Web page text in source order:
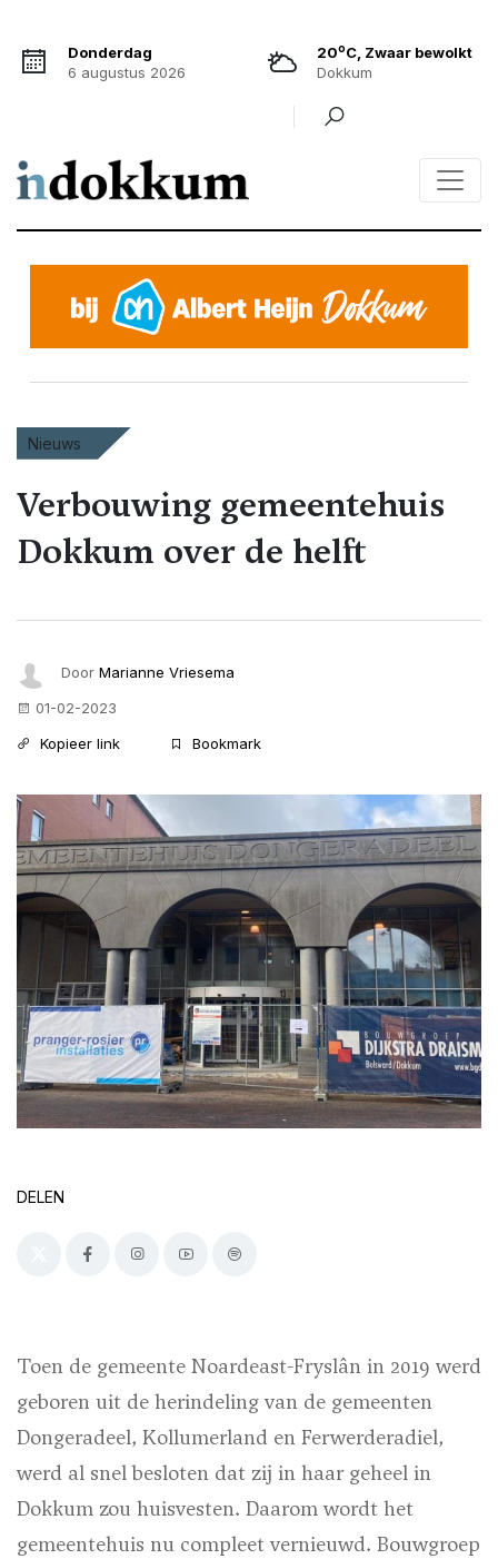
Donderdag
6 augustus 2026
20oC, Zwaar bewolkt
Dokkum
Nieuws
Verbouwing gemeentehuis
Dokkum over de helft
Door Marianne Vriesema
01-02-2023
Kopieer link
Bookmark
DELEN
Toen de gemeente Noardeast-Fryslân in 2019 werd
geboren uit de herindeling van de gemeenten
Dongeradeel, Kollumerland en Ferwerderadiel,
werd al snel besloten dat zij in haar geheel in
Dokkum zou huisvesten. Daarom wordt het
gemeentehuis nu compleet vernieuwd. Bouwgroep